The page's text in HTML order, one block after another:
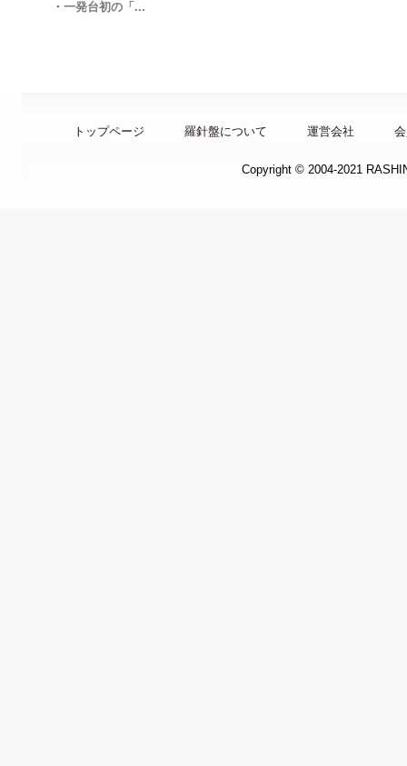
・一発台初の「...
トップページ 羅針盤について 運営会社
Copyright © 2004-2021